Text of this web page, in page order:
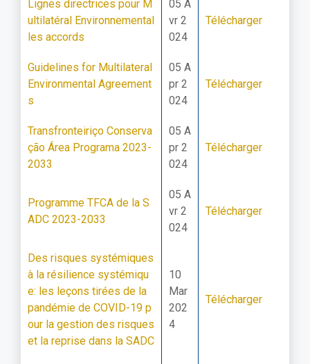
Lignes directrices pour M
ultilatéral Environnemental
les accords
05 A
vr 2
024
Télécharger
Guidelines for Multilateral
Environmental Agreement
s
05 A
pr 2
024
Télécharger
Transfronteiriço Conserva
ção Área Programa 2023-
2033
05 A
pr 2
024
Télécharger
Programme TFCA de la S
ADC 2023-2033
05 A
vr 2
024
Télécharger
Des risques systémiques
à la résilience systémiqu
e: les leçons tirées de la
pandémie de COVID-19 p
our la gestion des risques
et la reprise dans la SADC
10
Mar
202
4
Télécharger